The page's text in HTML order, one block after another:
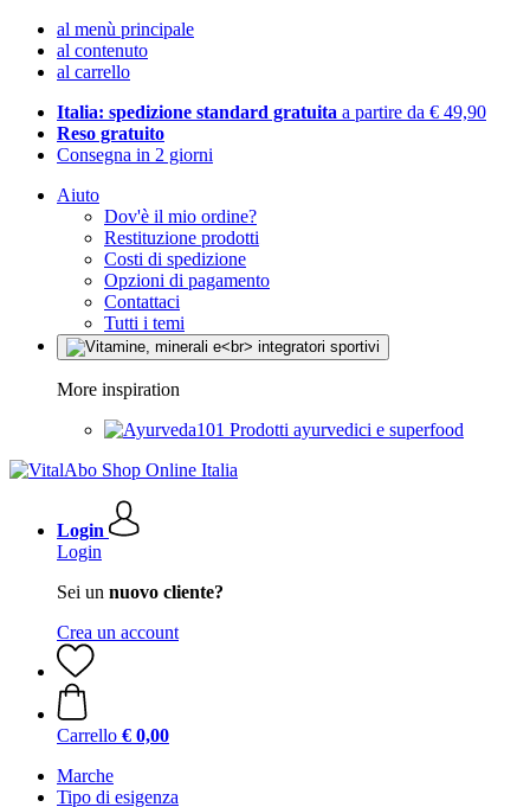
al menù principale
al contenuto
al carrello
Italia: spedizione standard gratuita a partire da € 49,90
Reso gratuito
Consegna in 2 giorni
Aiuto
Dov'è il mio ordine?
Restituzione prodotti
Costi di spedizione
Opzioni di pagamento
Contattaci
Tutti i temi
More inspiration
Prodotti ayurvedici e superfood
Login
Login
Sei un nuovo cliente?
Crea un account
Carrello € 0,00
Marche
Tipo di esigenza